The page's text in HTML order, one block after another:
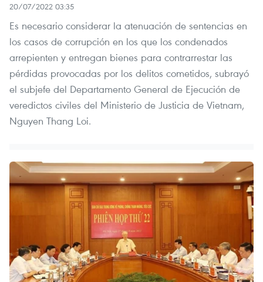
20/07/2022 03:35
Es necesario considerar la atenuación de sentencias en
los casos de corrupción en los que los condenados
arrepienten y entregan bienes para contrarrestar las
pérdidas provocadas por los delitos cometidos, subrayó
el subjefe del Departamento General de Ejecución de
veredictos civiles del Ministerio de Justicia de Vietnam,
Nguyen Thang Loi.